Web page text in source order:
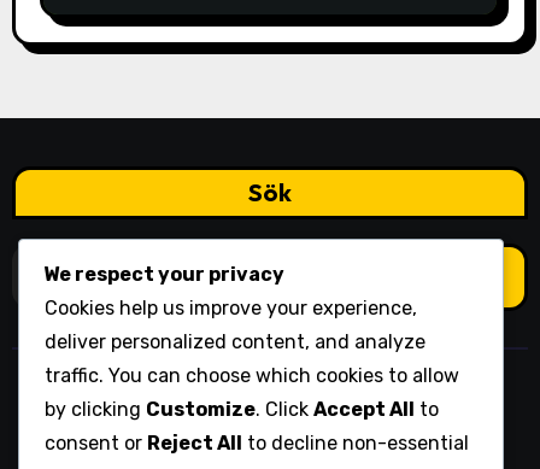
Sök
ohlininstitutet.org
We respect your privacy
Cookies help us improve your experience,
deliver personalized content, and analyze
traffic. You can choose which cookies to allow
by clicking Customize. Click Accept All to
consent or Reject All to decline non-essential